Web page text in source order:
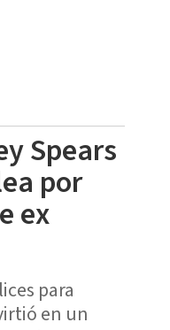
Spears
por
ex
para
en un